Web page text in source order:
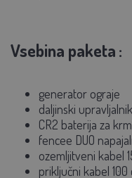
Vsebina paketa:
generator ograje
daljinski
CR2 baterija za
fencee DUO
ozemljitveni kabel
priključni kabel